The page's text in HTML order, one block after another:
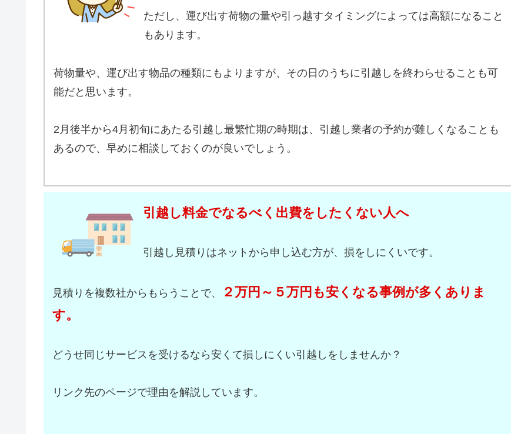
ただし、運び出す荷物の量や引っ越すタイミングによっては高額になること
もあります。
荷物量や、運び出す物品の種類にもよりますが、その日のうちに引越しを終わらせることも可
能だと思います。
2月後半から4月初旬にあたる引越し最繁忙期の時期は、引越し業者の予約が難しくなることも
あるので、早めに相談しておくのが良いでしょう。
引越し料金でなるべく出費をしたくない人へ
引越し見積りはネットから申し込む方が、損をしにくいです。
見積りを複数社からもらうことで、
２万円～５万円も安くなる事例が多くありま
す。
どうせ同じサービスを受けるなら安くて損しにくい引越しをしませんか？
リンク先のページで理由を解説しています。